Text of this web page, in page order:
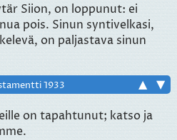
Siion, on loppunut: ei
pois. Sinun syntivelkasi,
on paljastava sinun
▲ ▼
1933
on tapahtunut; katso ja